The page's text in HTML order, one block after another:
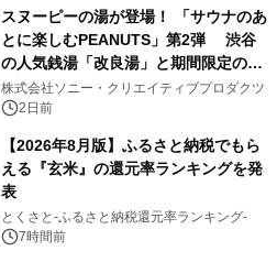
スヌーピーの湯が登場！ 「サウナのあ
とに楽しむPEANUTS」第2弾 渋谷
の人気銭湯「改良湯」と期間限定のコ
ラボレーション サウナイキタイコラ
ボグッズも発売決定！
株式会社ソニー・クリエイティブプロダクツ
2日前
【2026年8月版】ふるさと納税でもら
える『玄米』の還元率ランキングを発
表
とくさと-ふるさと納税還元率ランキング-
7時間前